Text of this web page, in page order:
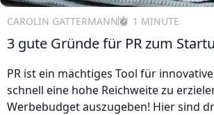
CAROLIN GATTERMANN 1 MINUTE
3 gute Gründe für PR zum
PR ist ein mächtiges Tool für
schnell eine hohe Reichweite zu
Werbebudget auszugeben! Hier sind